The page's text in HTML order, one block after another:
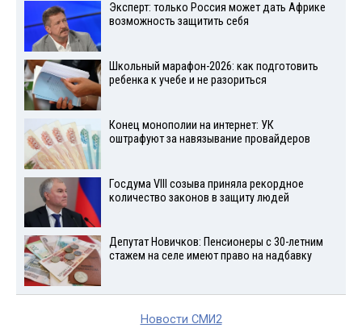
Эксперт: только Россия может дать Африке
возможность защитить себя
Школьный марафон-2026: как подготовить
ребенка к учебе и не разориться
Конец монополии на интернет: УК
оштрафуют за навязывание провайдеров
Госдума VIII созыва приняла рекордное
количество законов в защиту людей
Депутат Новичков: Пенсионеры с 30-летним
стажем на селе имеют право на надбавку
Новости СМИ2